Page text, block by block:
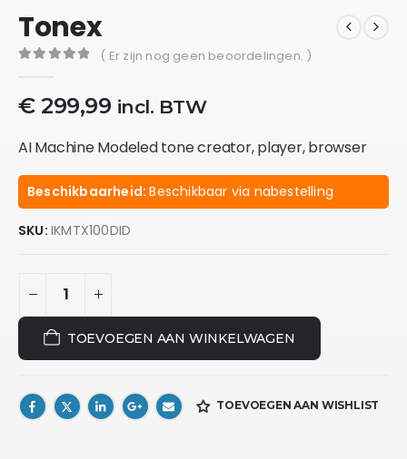
Tonex
( Er zijn nog geen beoordelingen. )
€299,99 incl. BTW
AI Machine Modeled tone creator, player, browser
Beschikbaarheid:Beschikbaar via nabestelling
SKU: IKMTX100DID
TOEVOEGEN AAN WINKELWAGEN
TOEVOEGEN AAN WISHLIST